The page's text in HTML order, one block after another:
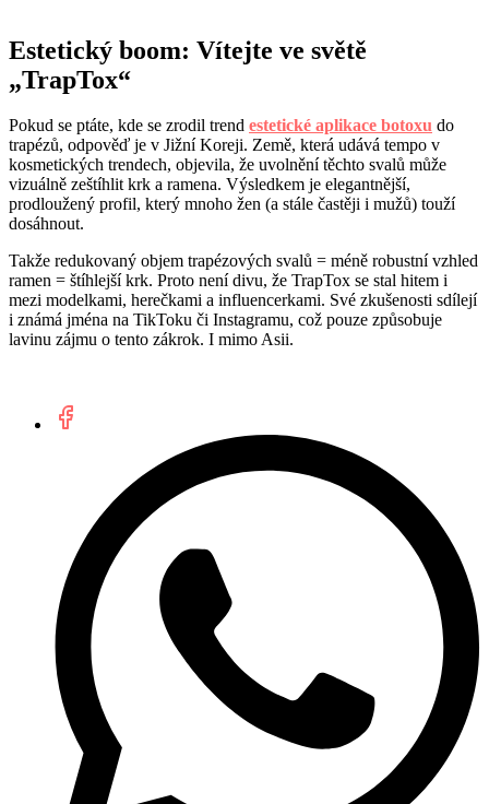
Estetický boom: Vítejte ve světě
„TrapTox“
Pokud se ptáte, kde se zrodil trend estetické aplikace botoxu do
trapézů, odpověď je v Jižní Koreji. Země, která udává tempo v
kosmetických trendech, objevila, že uvolnění těchto svalů může
vizuálně zeštíhlit krk a ramena. Výsledkem je elegantnější,
prodloužený profil, který mnoho žen (a stále častěji i mužů) touží
dosáhnout.
Takže redukovaný objem trapézových svalů = méně robustní vzhled
ramen = štíhlejší krk. Proto není divu, že TrapTox se stal hitem i
mezi modelkami, herečkami a influencerkami. Své zkušenosti sdílejí
i známá jména na TikToku či Instagramu, což pouze způsobuje
lavinu zájmu o tento zákrok. I mimo Asii.